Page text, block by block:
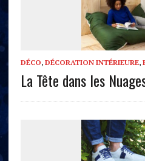
DÉCO, DÉCORATION INTÉRIEURE,
La Tête dans les